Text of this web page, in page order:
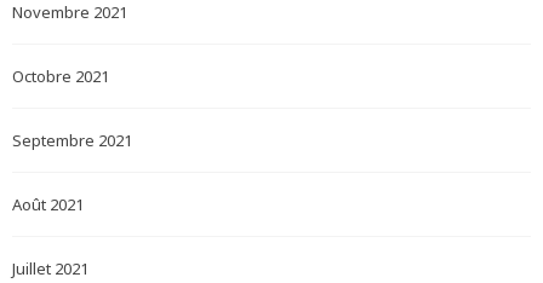
Novembre 2021
Octobre 2021
Septembre 2021
Août 2021
Juillet 2021